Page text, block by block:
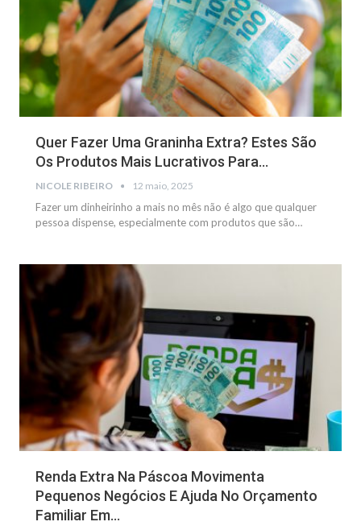
Quer Fazer Uma Graninha Extra? Estes São
Os Produtos Mais Lucrativos Para…
NICOLE RIBEIRO 12 maio, 2025
Fazer um dinheirinho a mais no mês não é algo que qualquer
pessoa dispense, especialmente com produtos que são…
NOTÍCIAS
Renda Extra Na Páscoa Movimenta
Pequenos Negócios E Ajuda No Orçamento
Familiar Em…